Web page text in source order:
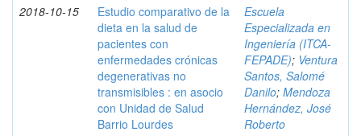
2018-10-15
Estudio comparativo de la
dieta en la salud de
pacientes con
enfermedades crónicas
degenerativas no
transmisibles : en asocio
con Unidad de Salud
Barrio Lourdes
Escuela
Especializada en
Ingeniería (ITCA-
FEPADE); Ventura
Santos, Salomé
Danilo; Mendoza
Hernández, José
Roberto